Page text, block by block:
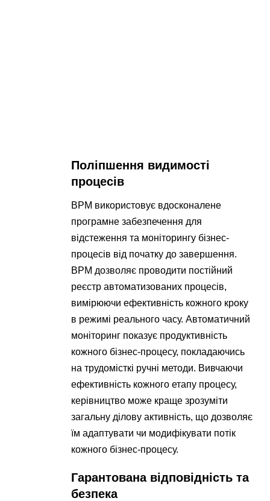
Поліпшення видимості
процесів
BPM використовує вдосконалене
програмне забезпечення для
відстеження та моніторингу бізнес-
процесів від початку до завершення.
BPM дозволяє проводити постійний
реєстр автоматизованих процесів,
вимірюючи ефективність кожного кроку
в режимі реального часу. Автоматичний
моніторинг показує продуктивність
кожного бізнес-процесу, покладаючись
на трудомісткі ручні методи. Вивчаючи
ефективність кожного етапу процесу,
керівництво може краще зрозуміти
загальну ділову активність, що дозволяє
їм адаптувати чи модифікувати потік
кожного бізнес-процесу.
Гарантована відповідність та
безпека